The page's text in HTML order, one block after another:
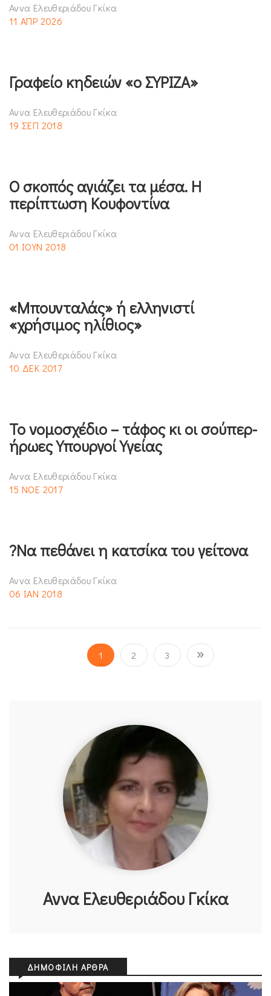
Αννα Ελευθεριάδου Γκίκα
11 ΑΠΡ 2026
Γραφείο κηδειών «ο ΣΥΡΙΖΑ»
Αννα Ελευθεριάδου Γκίκα
19 ΣΕΠ 2018
Ο σκοπός αγιάζει τα μέσα. Η
περίπτωση Κουφοντίνα
Αννα Ελευθεριάδου Γκίκα
01 ΙΟΥΝ 2018
«Μπουνταλάς» ή ελληνιστί
«χρήσιμος ηλίθιος»
Αννα Ελευθεριάδου Γκίκα
10 ΔΕΚ 2017
Το νομοσχέδιο – τάφος κι οι σούπερ-
ήρωες Υπουργοί Υγείας
Αννα Ελευθεριάδου Γκίκα
15 ΝΟΕ 2017
?Να πεθάνει η κατσίκα του γείτονα
Αννα Ελευθεριάδου Γκίκα
06 ΙΑΝ 2018
1 2 3
Αννα Ελευθεριάδου Γκίκα
ΔΗΜΟΦΙΛΉ ΆΡΘΡΑ